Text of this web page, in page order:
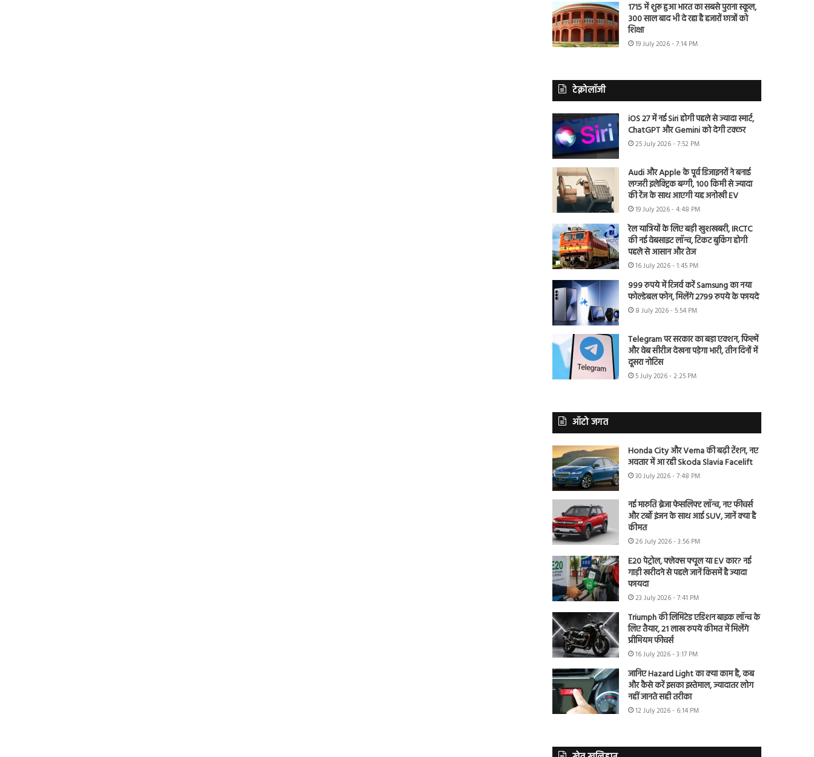
1715 में शुरू हुआ भारत का सबसे पुराना स्कूल,
300 साल बाद भी दे रहा है हजारों छात्रों को
शिक्षा
19 July 2026 - 7:14 PM
टेक्नोलॉजी
iOS 27 में नई Siri होगी पहले से ज्यादा स्मार्ट,
ChatGPT और Gemini को देगी टक्कर
25 July 2026 - 7:52 PM
Audi और Apple के पूर्व डिजाइनरों ने बनाई
लग्जरी इलेक्ट्रिक बग्गी, 100 किमी से ज्यादा
की रेंज के साथ आएगी यह अनोखी EV
19 July 2026 - 4:48 PM
रेल यात्रियों के लिए बड़ी खुशखबरी, IRCTC
की नई वेबसाइट लॉन्च, टिकट बुकिंग होगी
पहले से आसान और तेज
16 July 2026 - 1:45 PM
999 रुपये में रिजर्व करें Samsung का नया
फोल्डेबल फोन, मिलेंगे 2799 रुपये के फायदे
8 July 2026 - 5:54 PM
Telegram पर सरकार का बड़ा एक्शन, फिल्में
और वेब सीरीज देखना पड़ेगा भारी, तीन दिनों में
दूसरा नोटिस
5 July 2026 - 2:25 PM
ऑटो जगत
Honda City और Verna की बढ़ी टेंशन, नए
अवतार में आ रही Skoda Slavia Facelift
30 July 2026 - 7:48 PM
नई मारुति ब्रेजा फेसलिफ्ट लॉन्च, नए फीचर्स
और टर्बो इंजन के साथ आई SUV, जानें क्या है
कीमत
26 July 2026 - 3:56 PM
E20 पेट्रोल, फ्लेक्स फ्यूल या EV कार? नई
गाड़ी खरीदने से पहले जानें किसमें है ज्यादा
फायदा
23 July 2026 - 7:41 PM
Triumph की लिमिटेड एडिशन बाइक लॉन्च के
लिए तैयार, 21 लाख रुपये कीमत में मिलेंगे
प्रीमियम फीचर्स
16 July 2026 - 3:17 PM
जानिए Hazard Light का क्या काम है, कब
और कैसे करें इसका इस्तेमाल, ज्यादातर लोग
नहीं जानते सही तरीका
12 July 2026 - 6:14 PM